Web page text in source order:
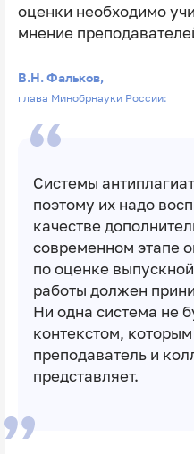
оценки необходимо
мнение
В.Н. Фальков,
глава Минобрнауки России:
Системы
поэтому их надо
качестве
современном этапе
по оценке
работы должен
Ни одна система не
контекстом,
преподаватель и
представляет.